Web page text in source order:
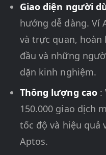
Giao diện người
hướng dễ dàng. Ví
và trực quan,
đầu và những
dặn kinh nghiệm.
Thông lượng cao :
150.000 giao dịch
tốc độ và hiệu quả
Aptos.